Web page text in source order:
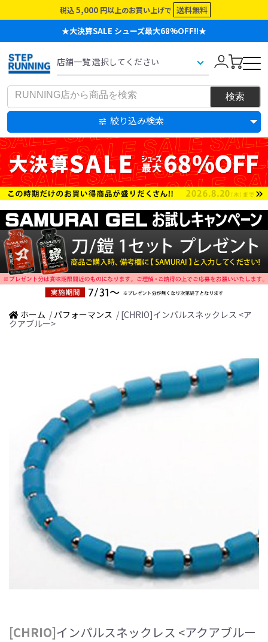
税込 5,000 円以上のお買い上げで 送料無料
★大決算SALE シューズ最大68%OFF!!★
絞り込み検索
ホーム / パフォーマンス / [CHRIO]インパルスネックレス <ア
クアブルー>
[CHRIO]インパルスネックレス <アクアブルー